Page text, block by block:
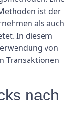
ist der
als auch
In diesem
von
Transaktionen
nach